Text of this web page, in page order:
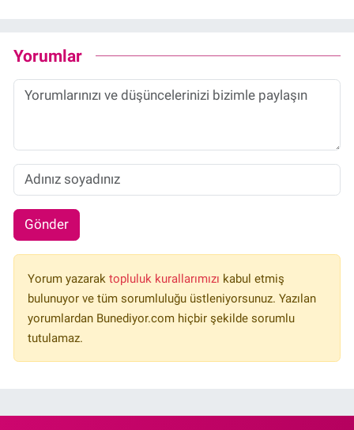
Yorumlar
Gönder
Yorum yazarak topluluk kurallarımızı kabul etmiş
bulunuyor ve tüm sorumluluğu üstleniyorsunuz. Yazılan
yorumlardan Bunediyor.com hiçbir şekilde sorumlu
tutulamaz.